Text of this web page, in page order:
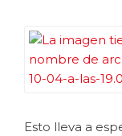
Esto lleva a